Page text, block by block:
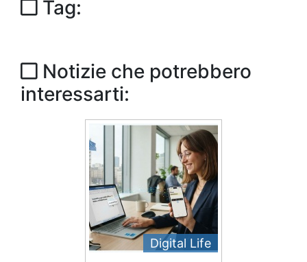
Tag:
Notizie che potrebbero
interessarti:
Digital Life